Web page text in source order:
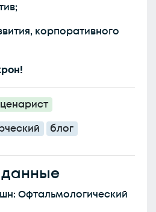
корпоративного
блог
Офтальмологический